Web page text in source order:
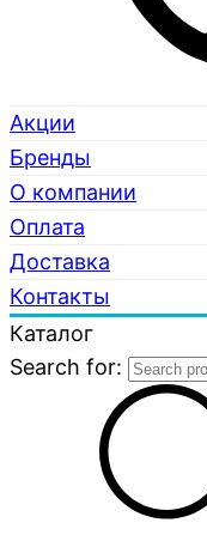
Акции
Бренды
О компании
Оплата
Доставка
Контакты
Каталог
Search for: